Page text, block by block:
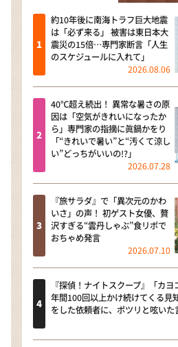
新婚さんいらっしゃい！
ポツンと一軒家
ザキ山小屋本館
ぺこぱのまるスポ
アナ回覧板
約10年後に南海トラフ巨大地震
は「必ず来る」 被害は東日本大
震災の15倍…専門家断言「人生
のスケジュールに入れて」
2026.08.06
40℃超え続出！ 異常な暑さの原
因は「空気がきれいになったか
ら」専門家の指摘に眞鍋かをり
「“きれいで暑い”と“汚くて涼し
い”どっちがいいの!?」
2026.07.28
『旅サラダ』で「異次元のかわ
いさ」の声！ 初ゲスト女優、贅
沢すぎる“雲丹しゃぶ”食リポで
おちゃめ発言
2026.07.10
『探偵！ナイトスクープ』「カ
年間100回以上かけ続けてくる見
をした依頼者に、ポツリと呟い